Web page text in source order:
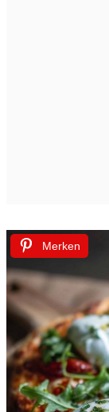
Merken